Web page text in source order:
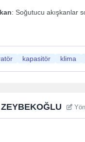
: Soğutucu akışkanlar
kapasitör klima